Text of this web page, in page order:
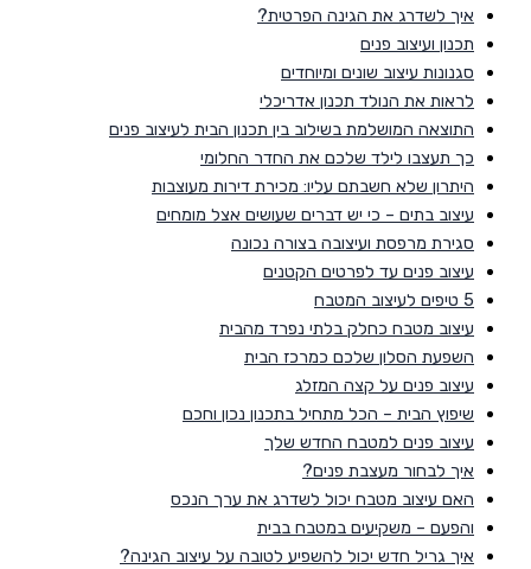
איך לשדרג את הגינה הפרטית?
תכנון ועיצוב פנים
סגנונות עיצוב שונים ומיוחדים
לראות את הנולד תכנון אדריכלי
התוצאה המושלמת בשילוב בין תכנון הבית לעיצוב פנים
כך תעצבו לילד שלכם את החדר החלומי
היתרון שלא חשבתם עליו: מכירת דירות מעוצבות
עיצוב בתים – כי יש דברים שעושים אצל מומחים
סגירת מרפסת ועיצובה בצורה נכונה
עיצוב פנים עד לפרטים הקטנים
5 טיפים לעיצוב המטבח
עיצוב מטבח כחלק בלתי נפרד מהבית
השפעת הסלון שלכם כמרכז הבית
עיצוב פנים על קצה המזלג
שיפוץ הבית – הכל מתחיל בתכנון נכון וחכם
עיצוב פנים למטבח החדש שלך
איך לבחור מעצבת פנים?
האם עיצוב מטבח יכול לשדרג את ערך הנכס
והפעם – משקיעים במטבח בבית
איך גריל חדש יכול להשפיע לטובה על עיצוב הגינה?